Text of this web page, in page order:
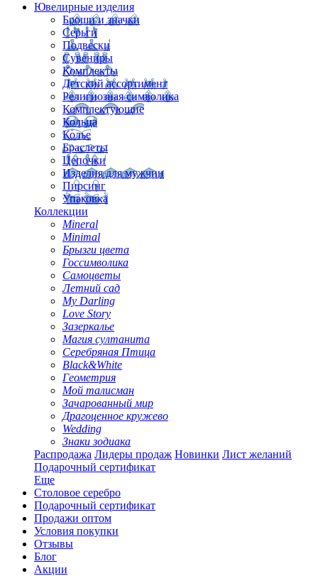
Ювелирные изделия
Броши и значки
Серьги
Подвески
Сувениры
Комплекты
Детский ассортимент
Религиозная символика
Комплектующие
Кольца
Колье
Браслеты
Цепочки
Изделия для мужчин
Пирсинг
Упаковка
Коллекции
Mineral
Minimal
Брызги цвета
Госсимволика
Самоцветы
Летний сад
My Darling
Love Story
Зазеркалье
Магия султанита
Серебряная Птица
Black&White
Геометрия
Мой талисман
Зачарованный мир
Драгоценное кружево
Wedding
Знаки зодиака
Распродажа Лидеры продаж Новинки Лист желаний
Подарочный сертификат
Еще
Столовое серебро
Подарочный сертификат
Продажи оптом
Условия покупки
Отзывы
Блог
Акции